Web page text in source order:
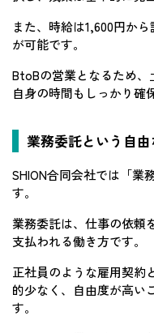
また、時給は1,600円か
が可能です。
BtoBの営業となるため
自身の時間もしっかり確
業務委託という自
SHION合同会社では「業
す。
業務委託は、仕事の依頼
支払われる働き方です。
正社員のような雇用契約
的少なく、自由度が高い
す。